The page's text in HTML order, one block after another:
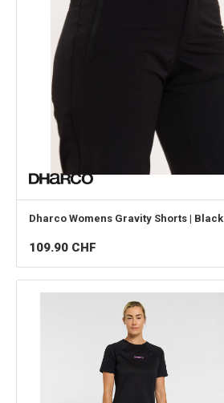
Dharco Womens Gravity Shorts | Black
109.90 CHF